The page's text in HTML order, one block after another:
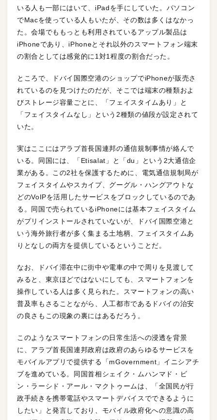
いる人も一部にはいて、iPadを手にしていた。パソコン
でMacを使っている人もいたが、その数は多くはなかっ
た。会場でももっとも利用されているアップル製品は
iPhoneであり、iPhoneとそれ以外のスマートフォン端末
の割合としては感覚的に1対1程度の割合だった。
ところで、ドバイ国際空港のショップでiPhoneが販売さ
れているのを見つけたのだが、そこでは端末の種類およ
びストレージ容量ごとに、「フェイスタイムあり」と
「フェイスタイムなし」という2種類の値段が設定されて
いた。
実はここにはアラブ首長国連邦の通信規制事情が絡んで
いる。同国には、「Etisalat」と「du」という2大通信企
業がある。この2社を保護するために、電気通信規制局が
フェイスタイムやスカイプ、グーグル・ハングアウトな
どのVoIPを活用したサービスをブロックしているのであ
る。同国で売られているiPhoneには基本フェイスタイム
がプリインストールされていないが、ドバイ国際空港と
いう海外旅行者が多く集まる土地柄、フェイスタイムあ
りとなしの両方を提供しているということだ。
なお、ドバイ滞在中に街中や電車の中で周りを見渡して
みると、東京ほどではないにしても、スマートフォンを
操作している人は多く見られた。スマートフォンの高い
普及率もさることながら、人工都市であるドバイの治安
の良さもこの現象の裏にはあるだろう。
このようなスマートフォンの日常生活への浸透を背景
に、アラブ首長国連邦政府は政府のあらゆるサービスを
モバイルアプリで提供する「mGovernment」イニシアチ
ブを進めている。同国首相シェイク・ムハンマド・ビ
ン・ラーシド・アール・マクトゥームは、「全国民が行
政手続きを携帯電話やスマートデバイスでできるように
したい」と発言しており、モバイル政府化への意識の高